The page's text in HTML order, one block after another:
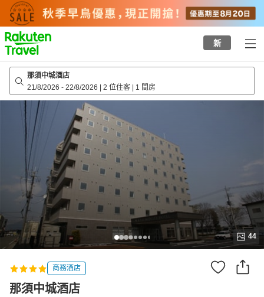
to
top
page
新
那須中城酒店
21/8/2026 - 22/8/2026 | 2 位住客 | 1 間房
44
商務酒店
那須中城酒店